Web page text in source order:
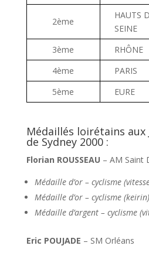
2ème
HAUTS
SEINE
3ème RHÔNE
4ème
PARIS
5ème
EURE
Médaillés loirétains aux
de Sydney 2000 :
Florian ROUSSEAU – AM Saint
Médaille d’or – cyclisme
Médaille d’or – cyclisme (keirin)
Médaille d’argent – cyclisme
Eric POUJADE – SM Orléans